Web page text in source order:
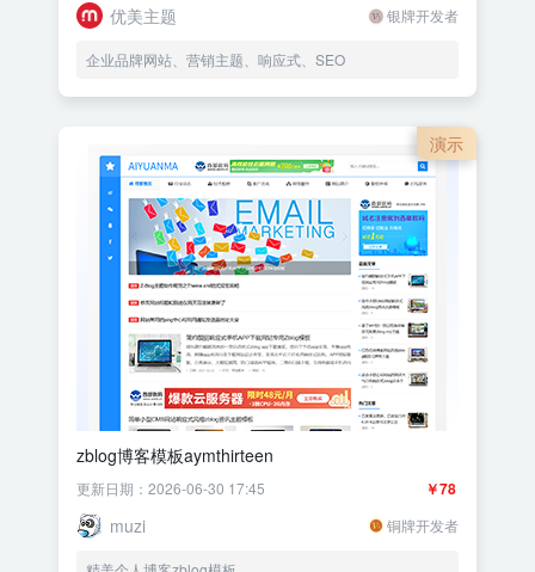
优美主题 银牌开发者
企业品牌网站、营销主题、响应式、SEO
演示
zblog博客模板aymthirteen
￥78
更新日期：2026-06-30 17:45
muzi 铜牌开发者